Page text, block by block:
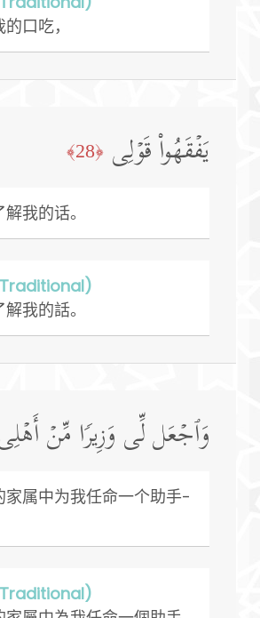
口吃，
یَفۡقَهُوا۟ قَوۡلِی ﴿28﴾
我的话。
我的話。
وَٱجۡعَل لِّی وَزِیرࣰا مِّنۡ
家属中为我任命一个助手-